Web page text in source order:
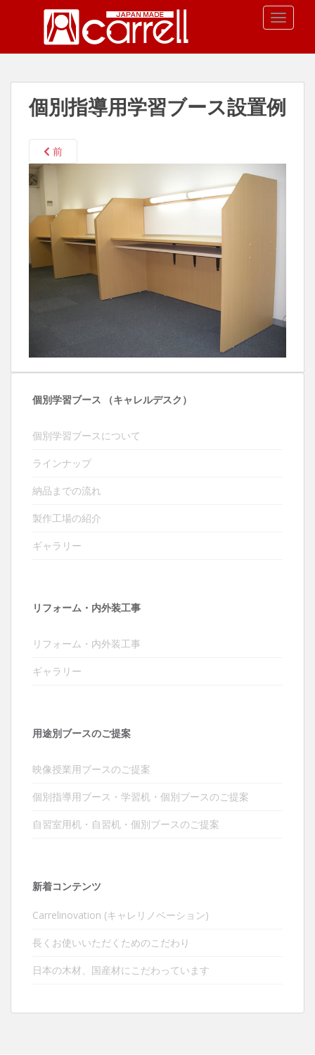
p
個別指導用学習ブース設置例
前
個別学習ブース （キャレルデスク）
個別学習ブースについて
ラインナップ
納品までの流れ
製作工場の紹介
ギャラリー
リフォーム・内外装工事
リフォーム・内外装工事
ギャラリー
用途別ブースのご提案
映像授業用ブースのご提案
個別指導用ブース・学習机・個別ブースのご提案
自習室用机・自習机・個別ブースのご提案
新着コンテンツ
Carrelinovation (キャレリノベーション)
長くお使いいただくためのこだわり
日本の木材、国産材にこだわっています